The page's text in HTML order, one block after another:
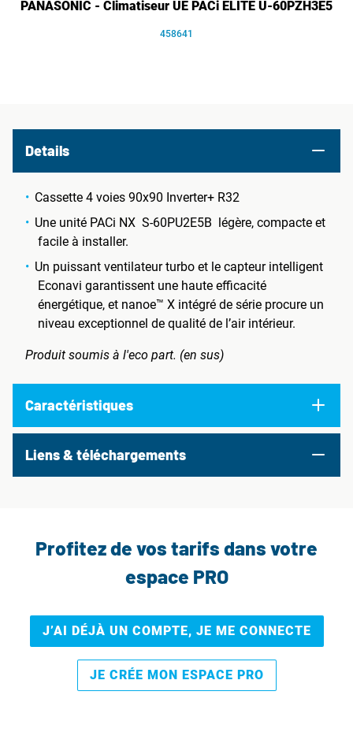
PANASONIC - Climatiseur UE PACi ELITE U-60PZH3E5
458641
Details
Cassette 4 voies 90x90 Inverter+ R32
Une unité PACi NX S-60PU2E5B légère, compacte et
facile à installer.
Un puissant ventilateur turbo et le capteur intelligent
Econavi garantissent une haute efficacité
énergétique, et nanoe™ X intégré de série procure un
niveau exceptionnel de qualité de l’air intérieur.
Produit soumis à l'eco part. (en sus)
Caractéristiques
Liens & téléchargements
Profitez de vos tarifs dans votre
espace PRO
J’AI DÉJÀ UN COMPTE, JE ME CONNECTE
JE CRÉE MON ESPACE PRO